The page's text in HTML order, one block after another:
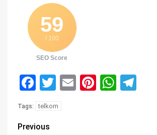
59
/ 100
SEO Score
Facebook
Twitter
EmailPinterest
Tags: telkom
Previous